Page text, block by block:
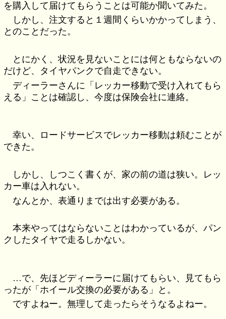
を購入して届けてもらうことは可能か聞いてみた。
しかし、注文すると１週間くらいかかってしまう、
とのことだった。
とにかく、状況を見ないことには何ともならないの
だけど、タイヤパンクで自走できない。
ディーラーさんに「レッカー移動で受け入れてもら
える」ことは確認し、今度は保険会社に連絡。
幸い、ロードサービスでレッカー移動は頼むことが
できた。
しかし、しつこく書くが、家の前の道は狭い。レッ
カー車は入れない。
なんとか、表通りまでは出す必要がある。
本来やってはならないことはわかっているが、パン
クしたタイヤで走るしかない。
…で、先ほどディーラーに届けてもらい、見てもら
ったが「ホイール交換の必要がある」と。
ですよねー。無理して走ったらそうなるよねー。